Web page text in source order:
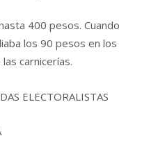
400 pesos. Cuando
los 90 pesos en los
carnicerías.
ELECTORALISTAS